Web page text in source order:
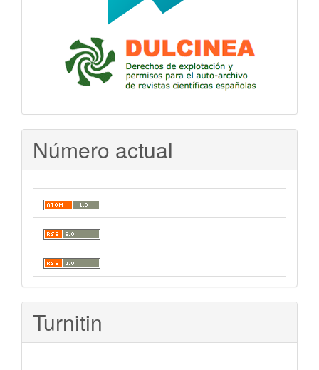
Número actual
Turnitin